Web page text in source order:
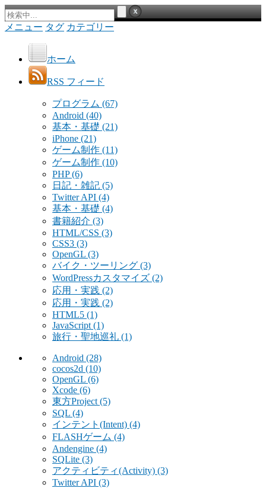
メニュー タグ カテゴリー
ホーム
RSS フィード
プログラム (67)
Android (40)
基本・基礎 (21)
iPhone (21)
ゲーム制作 (11)
ゲーム制作 (10)
PHP(6)
日記・雑記 (5)
Twitter API (4)
基本・基礎 (4)
書籍紹介 (3)
HTML/CSS (3)
CSS3 (3)
OpenGL (3)
バイク・ツーリング (3)
WordPressカスタマイズ (2)
応用・実践 (2)
応用・実践 (2)
HTML5 (1)
JavaScript (1)
旅行・聖地巡礼 (1)
Android (28)
cocos2d (10)
OpenGL (6)
Xcode (6)
東方Project (5)
SQL (4)
インテント(Intent) (4)
FLASHゲーム (4)
Andengine (4)
SQLite (3)
アクティビティ(Activity) (3)
Twitter API (3)